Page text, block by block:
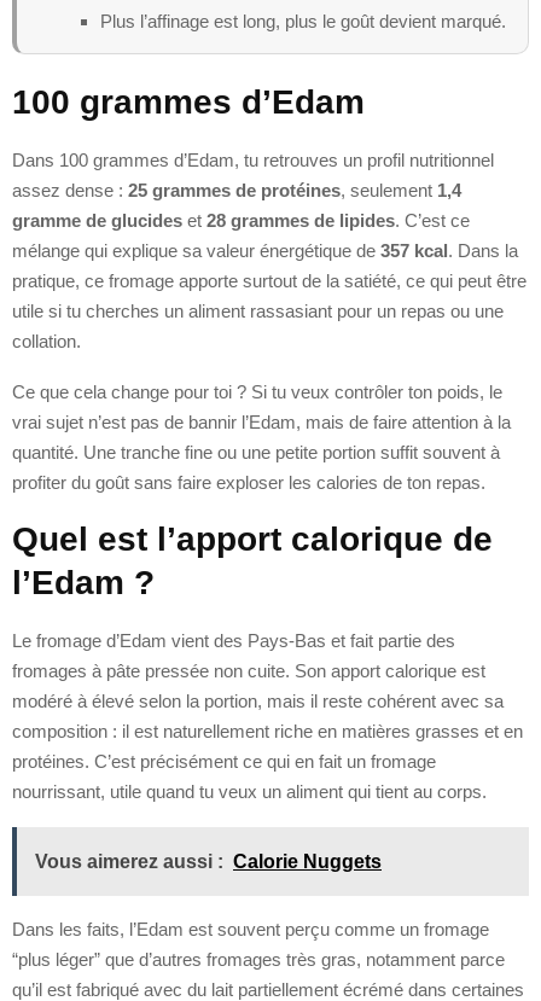
Plus l’affinage est long, plus le goût devient marqué.
100 grammes d’Edam
Dans 100 grammes d’Edam, tu retrouves un profil nutritionnel
assez dense : 25 grammes de protéines, seulement 1,4
gramme de glucides et 28 grammes de lipides. C’est ce
mélange qui explique sa valeur énergétique de 357 kcal. Dans la
pratique, ce fromage apporte surtout de la satiété, ce qui peut être
utile si tu cherches un aliment rassasiant pour un repas ou une
collation.
Ce que cela change pour toi ? Si tu veux contrôler ton poids, le
vrai sujet n’est pas de bannir l’Edam, mais de faire attention à la
quantité. Une tranche fine ou une petite portion suffit souvent à
profiter du goût sans faire exploser les calories de ton repas.
Quel est l’apport calorique de
l’Edam ?
Le fromage d’Edam vient des Pays-Bas et fait partie des
fromages à pâte pressée non cuite. Son apport calorique est
modéré à élevé selon la portion, mais il reste cohérent avec sa
composition : il est naturellement riche en matières grasses et en
protéines. C’est précisément ce qui en fait un fromage
nourrissant, utile quand tu veux un aliment qui tient au corps.
Vous aimerez aussi : Calorie Nuggets
Dans les faits, l’Edam est souvent perçu comme un fromage
“plus léger” que d’autres fromages très gras, notamment parce
qu’il est fabriqué avec du lait partiellement écrémé dans certaines